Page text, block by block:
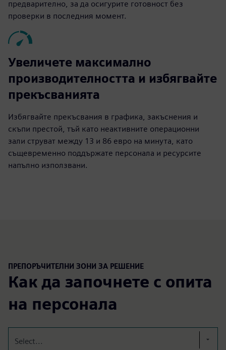
предварително, за да осигурите готовност без
проверки в последния момент.
Увеличете максимално
производителността и избягвайте
прекъсванията
Избягвайте прекъсвания в графика, закъснения и
скъпи престой, тъй като неактивните операционни
зали струват между 13 и 86 евро на минута, като
същевременно поддържате персонала и ресурсите
напълно използвани.
ПРЕПОРЪЧИТЕЛНИ ЗОНИ ЗА РЕШЕНИЕ
Как да започнете с опита
на персонала
Select...